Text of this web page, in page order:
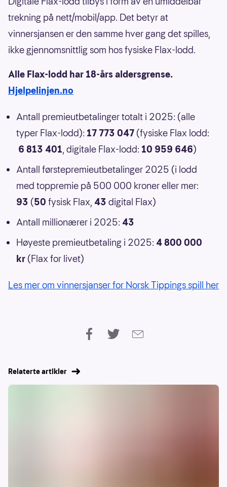
trekning på nett/mobil/app. Det betyr at
vinnersjansen er den samme hver gang det spilles,
ikke gjennomsnittlig som hos fysiske Flax-lodd.
Alle Flax-lodd har 18-års aldersgrense.
Hjelpelinjen.no
Antall premieutbetalinger totalt i 2025: (alle
typer Flax-lodd): 17 773 047 (fysiske Flax lodd:
6 813 401, digitale Flax-lodd: 10 959 646)
Antall førstepremieutbetalinger 2025 (i lodd
med toppremie på 500 000 kroner eller mer:
93 (50 fysisk Flax, 43 digital Flax)
Antall millionærer i 2025: 43
Høyeste premieutbetaling i 2025: 4 800 000
kr (Flax for livet)
Les mer om vinnersjanser for Norsk Tippings spill her
Relaterte artikler